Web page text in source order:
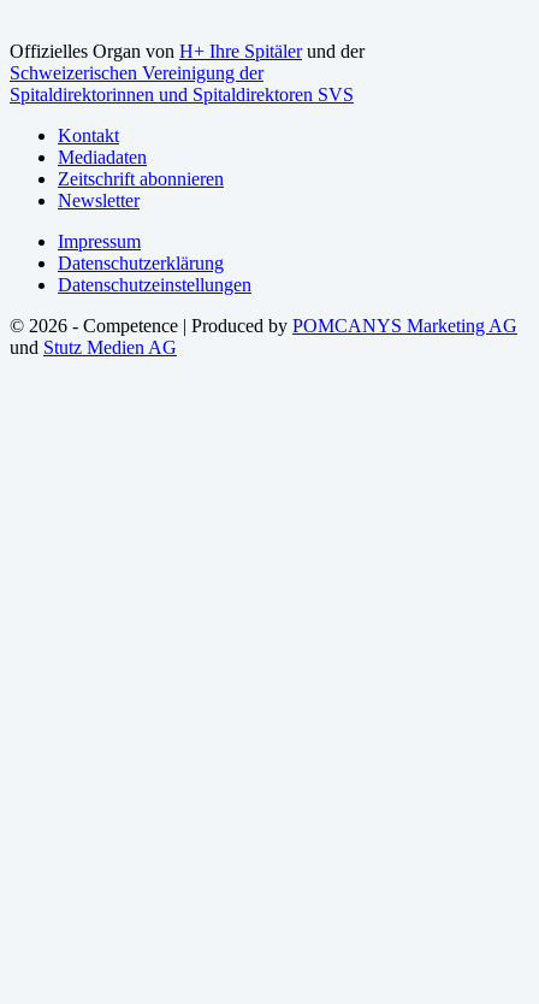
Offizielles Organ von H+ Ihre Spitälerund der
Schweizerischen Vereinigung der
Spitaldirektorinnen und Spitaldirektoren SVS
Kontakt
Mediadaten
Zeitschrift abonnieren
Newsletter
Impressum
Datenschutzerklärung
Datenschutzeinstellungen
© 2026 - Competence | Produced by POMCANYS Marketing AG
und Stutz Medien AG